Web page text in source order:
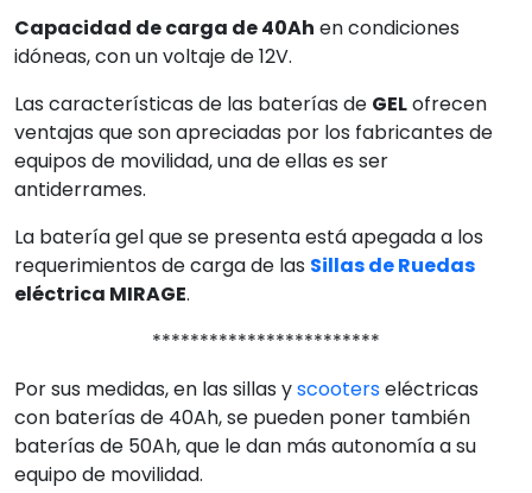
Capacidad de carga de 40Ah en condiciones
idóneas, con un voltaje de 12V.
Las características de las baterías de GELofrecen
ventajas que son apreciadas por los fabricantes de
equipos de movilidad, una de ellas es ser
antiderrames.
La batería gel que se presenta está apegada a los
requerimientos de carga de las Sillas de Ruedas
eléctrica MIRAGE.
************************
Por sus medidas, en las sillas yscooterseléctricas
con baterías de 40Ah, se pueden poner también
baterías de 50Ah, que le dan más autonomía a su
equipo de movilidad.